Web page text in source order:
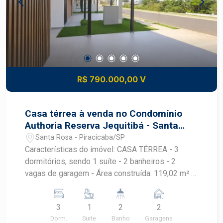
R$ 790.000,00 V
Casa térrea à venda no Condomínio
Authoria Reserva Jequitibá - Santa
Rosa | Piracicaba/SP
Santa Rosa - Piracicaba/SP
Características do imóvel: CASA TÉRREA - 3
dormitórios, sendo 1 suíte - 2 banheiros - 2
vagas de garagem - Área construída: 119,02 m² -
e fundo, 20 m nas laterais esquerda e direita. KIT
FACHADA: - PORTA DE ENTRADA PIVOTANTE DE
3
Dorm.
1
Suite
2
Banho
2
Garagens